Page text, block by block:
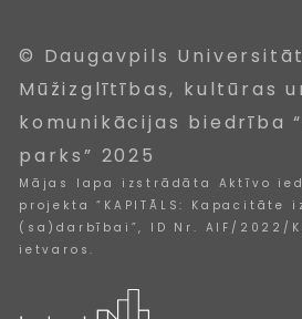
© Daugavpils
Mūžizglītības, kultūras
komunikācijas biedrība
parks” 2025
Mājas lapa izstrādāta Aktīvo
projekta “KAPITĀLS: Kapacitāte
(sa)darbībai”, ID Nr. AIF/2022/
ietvaros.